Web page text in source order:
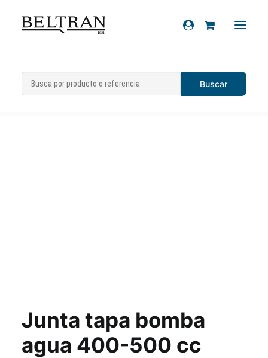
Recambios
Inicio Recambios » Juntas
Junta tapa
bomba agua 400-500 cc
Junta tapa bomba
agua 400-500 cc